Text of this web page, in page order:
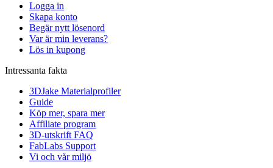
Logga in
Skapa konto
Begär nytt lösenord
Var är min leverans?
Lös in kupong
Intressanta fakta
3DJake Materialprofiler
Guide
Köp mer, spara mer
Affiliate program
3D-utskrift FAQ
FabLabs Support
Vi och vår miljö